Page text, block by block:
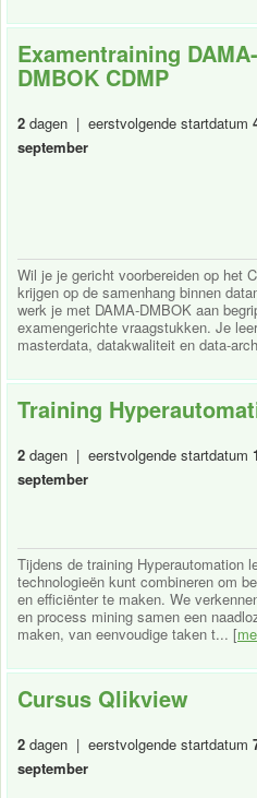
Examentraining DAMA-
DMBOK CDMP
2 dagen | eerstvolgende startdatum
september
Wil je je gericht voorbereiden op het
krijgen op de samenhang binnen
werk je met DAMA-DMBOK aan
examengerichte vraagstukken. Je
masterdata, datakwaliteit en data-
Training
2 dagen | eerstvolgende startdatum
september
Tijdens de training Hyperautomation
technologieën kunt combineren om
en efficiënter te maken. We
en process mining samen een
maken, van eenvoudige taken t... [
Cursus Qlikview
2 dagen | eerstvolgende startdatum
september